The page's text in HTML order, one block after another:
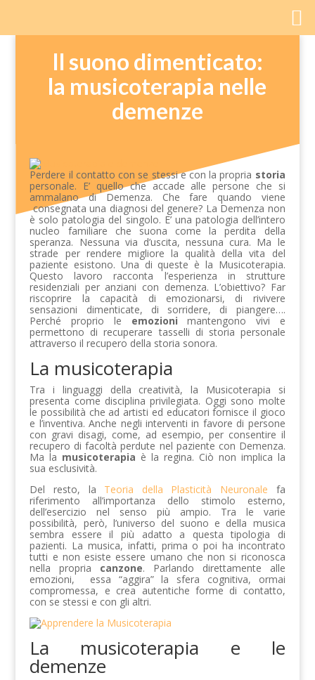
Il suono dimenticato:
la musicoterapia nelle
demenze
Perdere il contatto con se stessi e con la propria storia
personale. E’ quello che accade alle persone che si
ammalano di Demenza. Che fare quando viene
consegnata una diagnosi del genere? La Demenza non
è solo patologia del singolo. E’ una patologia dell’intero
nucleo familiare che suona come la perdita della
speranza. Nessuna via d’uscita, nessuna cura. Ma le
strade per rendere migliore la qualità della vita del
paziente esistono. Una di queste è la Musicoterapia.
Questo lavoro racconta l’esperienza in strutture
residenziali per anziani con demenza. L’obiettivo? Far
riscoprire la capacità di emozionarsi, di rivivere
sensazioni dimenticate, di sorridere, di piangere….
Perché proprio le emozioni mantengono vivi e
permettono di recuperare tasselli di storia personale
attraverso il recupero della storia sonora.
La musicoterapia
Tra i linguaggi della creatività, la Musicoterapia si
presenta come disciplina privilegiata. Oggi sono molte
le possibilità che ad artisti ed educatori fornisce il gioco
e l’inventiva. Anche negli interventi in favore di persone
con gravi disagi, come, ad esempio, per consentire il
recupero di facoltà perdute nel paziente con Demenza.
Ma la musicoterapia è la regina. Ciò non implica la
sua esclusività.
Del resto, la Teoria della Plasticità Neuronale fa
riferimento all’importanza dello stimolo esterno,
dell’esercizio nel senso più ampio. Tra le varie
possibilità, però, l’universo del suono e della musica
sembra essere il più adatto a questa tipologia di
pazienti. La musica, infatti, prima o poi ha incontrato
tutti e non esiste essere umano che non si riconosca
nella propria canzone. Parlando direttamente alle
emozioni, essa “aggira” la sfera cognitiva, ormai
compromessa, e crea autentiche forme di contatto,
con se stessi e con gli altri.
La musicoterapia e le
demenze